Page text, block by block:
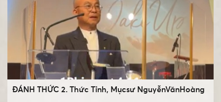
ĐÁNH THỨC 2. Thức Tỉnh, Mụcsư NguyễnVănHoàng